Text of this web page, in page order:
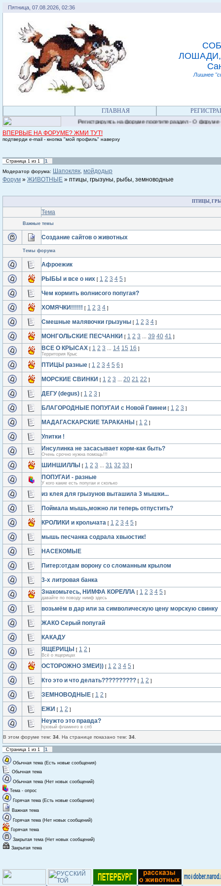
Пятница, 07.08.2026, 02:36
Лишнее
ГЛАВНАЯ
Регистрируясь на форуме посетите раздел - О форуме -
ВПЕРВЫЕ НА ФОРУМЕ? ЖМИ ТУТ!
подтверди e-mail - кнопка "мой профиль" наверху
Страница 1 из 1
1
Модератор форума: Шапокляк мойдодыр
Форум » ЖИВОТНЫЕ » птицы, грызуны, рыбы, земноводные
ПТИЦЫ,
Тема
Важные темы
Создание сайтов о животных
Темы форума
Афроежик
РЫБЫ и все о них [ 1 2 3 4 5 ]
Чем кормить волнисого попугая?
ХОМЯЧКИ!!!!!! [ 1 2 3 4 ]
Смешные малявочки грызуны [ 1 2 3 4 ]
МОНГОЛЬСКИЕ ПЕСЧАНКИ [ 1 2 3 … 39 40 41 ]
ВСЕ О КРЫСАХ [ 1 2 3 … 14 15 16 ]
Территория Крыс
ПТИЦЫ разные [ 1 2 3 4 5 6 ]
МОРСКИЕ СВИНКИ [ 1 2 3 … 20 21 22 ]
ДЕГУ (degus) [ 1 2 3 ]
БЛАГОРОДНЫЕ ПОПУГАИ с Новой Гвинеи [ 1 2 3 ]
МАДАГАСКАРСКИЕ ТАРАКАНЫ [ 1 2 ]
Улитки !
Инсулинка не засасывает корм-как быть?
Очень срочно нужна помощь!!!
ШИНШИЛЛЫ [ 1 2 3 … 31 32 33 ]
ПОПУГАИ - разные
У кого какие есть попугаи и сколько
из клея для грызунов выташила 3 мышки...
Поймала мышь,можно ли теперь отпустить?
КРОЛИКИ и крольчата [ 1 2 3 4 5 ]
мышь песчанка содрала хвыостик!
НАСЕКОМЫЕ
Питер:отдам ворону со сломанным крылом
3-х литровая банка
Знакомьтесь, НИМФА КОРЕЛЛА [ 1 2 3 4 5 ]
давайте по поводу нимф здесь
возьмём в дар или за символическую цену морскую свинку
ЖАКО Серый попугай
КАКАДУ
ЯЩЕРИЦЫ
[ 1 2 ]
Всё о ящерицах
ОСТОРОЖНО ЗМЕИ)) [ 1 2 3 4 5 ]
Кто это и что делать?????????? [ 1 2 ]
ЗЕМНОВОДНЫЕ [ 1 2 ]
ЕЖИ [ 1 2 ]
Неужто это правда?
hjзовый фламинго в спб
В этом форуме тем: 34 . На странице показано тем: 34
Страница 1 из 1 1
Обычная тема (Есть новые сообщения)
Обычная тема
Обычная тема (Нет новых сообщений)
Тема - опрос
Горячая тема (Есть новые сообщения)
Важная тема
Горячая тема (Нет новых сообщений)
Горячая тема
Закрытая тема (Нет новых сообщений)
Закрытая тема